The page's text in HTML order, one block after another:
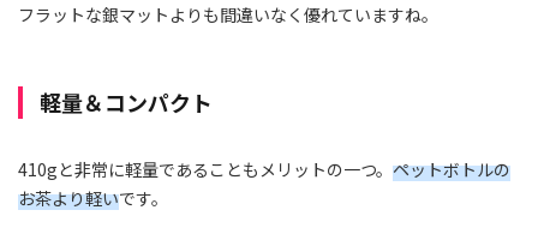
フラットな銀マットよりも間違いなく優れていますね。
軽量＆コンパクト
410gと非常に軽量であることもメリットの一つ。 ペットボトルの
お茶より軽いです。